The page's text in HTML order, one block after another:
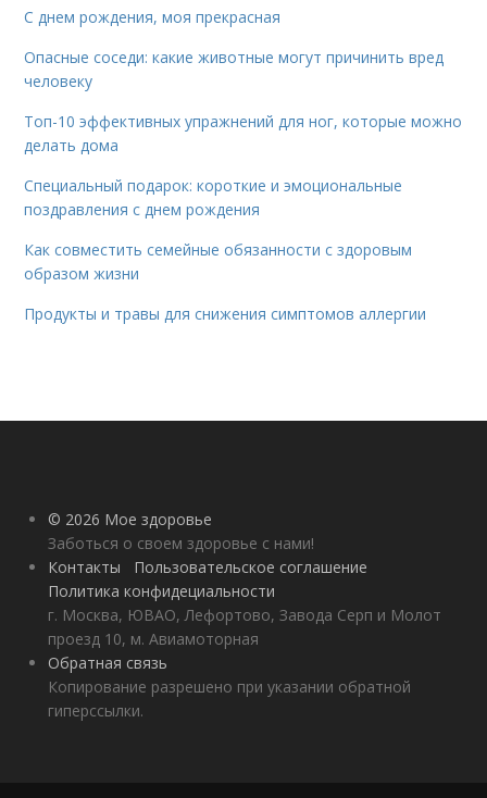
С днем рождения, моя прекрасная
Опасные соседи: какие животные могут причинить вред
человеку
Топ-10 эффективных упражнений для ног, которые можно
делать дома
Специальный подарок: короткие и эмоциональные
поздравления с днем рождения
Как совместить семейные обязанности с здоровым
образом жизни
Продукты и травы для снижения симптомов аллергии
© 2026 Мое здоровье
Заботься о своем здоровье с нами!
Контакты
Пользовательское соглашение
Политика конфидециальности
г. Москва, ЮВАО, Лефортово, Завода Серп и Молот
проезд 10, м. Авиамоторная
Обратная связь
Копирование разрешено при указании обратной
гиперссылки.